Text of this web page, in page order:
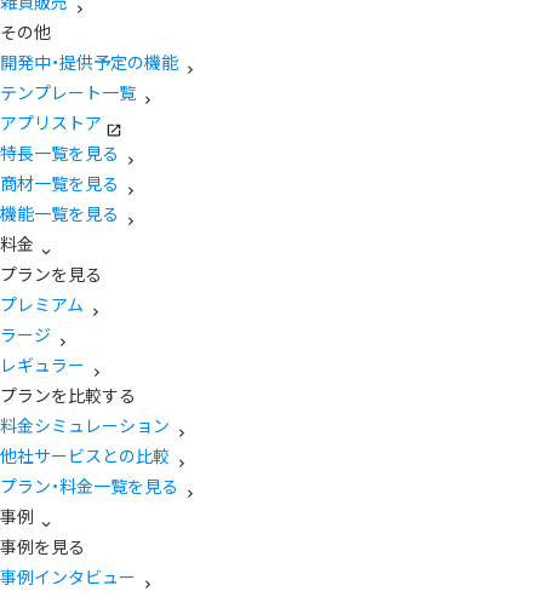
その他
開発中・提供予定の機能
テンプレート一覧
アプリストア
特長一覧を見る
商材一覧を見る
機能一覧を見る
料金
プランを見る
プレミアム
ラージ
レギュラー
プランを比較する
料金シミュレーション
他社サービスとの比較
プラン・料金一覧を見る
事例
事例を見る
事例インタビュー